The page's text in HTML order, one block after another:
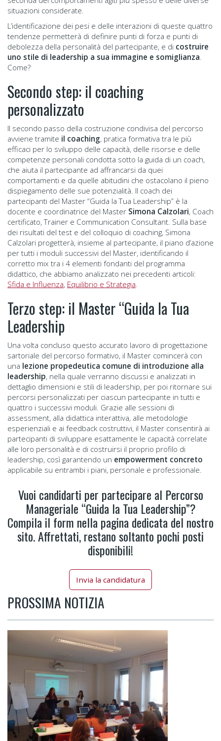
situazioni considerate.
L’identificazione dei pesi e delle interazioni di queste quattro
tendenze permetterà di definire punti di forza e punti di
debolezza della personalità del partecipante, e di costruire
uno stile di leadership a sua immagine e somiglianza.
Come?
Secondo step: il coaching
personalizzato
Il secondo passo della costruzione condivisa del percorso
avviene tramite il coaching, pratica formativa tra le più
efficaci per lo sviluppo delle capacità, delle risorse e delle
competenze personali condotta sotto la guida di un coach,
che aiuta il partecipante ad affrancarsi da quei
comportamenti e da quelle abitudini che ostacolano il pieno
dispiegamento delle sue potenzialità. Il coach dei
partecipanti del Master “Guida la Tua Leadership” è la
docente e coordinatrice del Master Simona Calzolari, Coach
certificato, Trainer e Communication Consultant. Sulla base
dei risultati del test e del colloquio di coaching, Simona
Calzolari progetterà, insieme al partecipante, il piano d’azione
per tutti i moduli successivi del Master, identificando il
corretto mix tra i 4 elementi fondanti del programma
didattico, che abbiamo analizzato nei precedenti articoli:
Sfida e Influenza, Equilibrio e Strategia.
Terzo step: il Master “Guida la Tua
Leadership
Una volta concluso questo accurato lavoro di progettazione
sartoriale del percorso formativo, il Master comincerà con
una lezione propedeutica comune di introduzione alla
leadership, nella quale verranno discussi e analizzati in
dettaglio dimensioni e stili di leadership, per poi ritornare sui
percorsi personalizzati per ciascun partecipante in tutti e
quattro i successivi moduli. Grazie alle sessioni di
assessment, alla didattica interattiva, alle metodologie
esperienziali e ai feedback costruttivi, il Master consentirà ai
partecipanti di sviluppare esattamente le capacità correlate
alle loro personalità e di costruirsi il proprio profilo di
leadership, così garantendo un empowerment concreto
applicabile su entrambi i piani, personale e professionale.
Vuoi candidarti per partecipare al Percorso
Manageriale “Guida la Tua Leadership”?
Compila il form nella pagina dedicata del nostro
sito. Affrettati, restano soltanto pochi posti
disponibili!
Invia la candidatura
PROSSIMA NOTIZIA